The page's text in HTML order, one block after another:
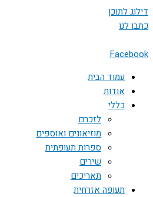
דילוג לתוכן
כתבו לנו
Facebook
עמוד הבית
אודות
כללי
לזכרם
מוזיאונים ואוספים
ספרות תעופתית
שירים
תאריכים
תעופה אזרחית